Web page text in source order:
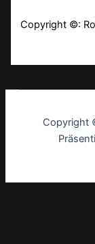
Copyright ©:
Copyright